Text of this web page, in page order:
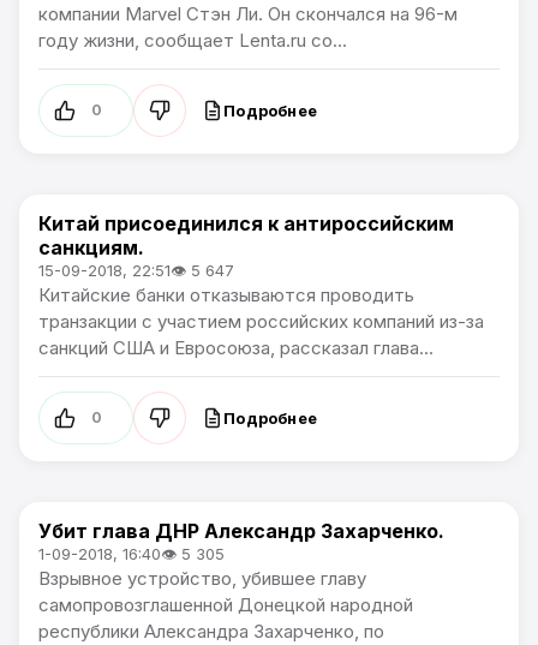
компании Marvel Стэн Ли. Он скончался на 96-м
году жизни, сообщает Lenta.ru со...
0 Подробнее
В мире
Китай присоединился к антироссийским
санкциям.
15-09-2018, 22:51👁 5 647
Китайские банки отказываются проводить
транзакции с участием российских компаний из-за
санкций США и Евросоюза, рассказал глава...
0 Подробнее
В мире
Убит глава ДНР Александр Захарченко.⠀
1-09-2018, 16:40👁 5 305
Взрывное устройство, убившее главу
самопровозглашенной Донецкой народной
республики Александра Захарченко, по